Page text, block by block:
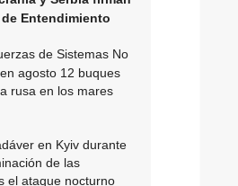
Entendimiento
de Sistemas No
agosto 12 buques
rusa en los mares
en Kyiv durante
de las
el ataque nocturno